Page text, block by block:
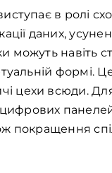
в ролі
даних,
навіть
формі.
цехи всюди.
панелей
покращення